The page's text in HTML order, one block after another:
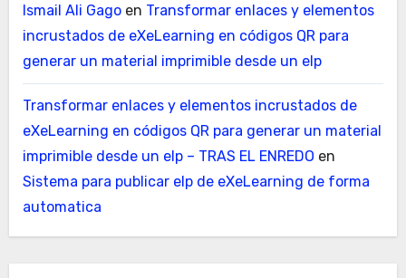
Ismail Ali Gagoen Transformar enlaces y elementos
incrustados de eXeLearning en códigos QR para
generar un material imprimible desde un elp
Transformar enlaces y elementos incrustados de
eXeLearning en códigos QR para generar un material
imprimible desde un elp – TRAS EL ENREDO en
Sistema para publicar elp de eXeLearning de forma
automatica